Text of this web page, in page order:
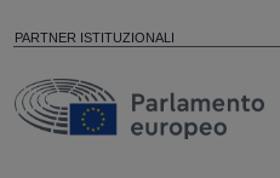
PARTNER ISTITUZIONALI